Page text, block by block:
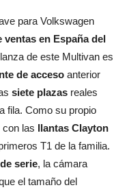
para Volkswagen
ventas en España del
de este Multivan es
de acceso anterior
siete plazas reales
fila. Como su propio
con las llantas Clayton
T1 de la familia.
serie, la cámara
el tamaño del